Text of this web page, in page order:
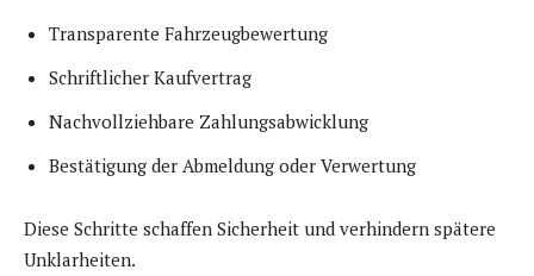
Transparente Fahrzeugbewertung
Schriftlicher Kaufvertrag
Nachvollziehbare Zahlungsabwicklung
Bestätigung der Abmeldung oder Verwertung
Diese Schritte schaffen Sicherheit und verhindern spätere
Unklarheiten.